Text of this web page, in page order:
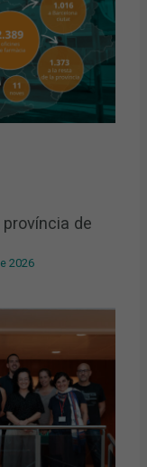
de
2026